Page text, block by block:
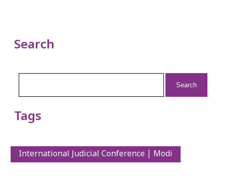
Search
Tags
International Judicial Conference | Modi